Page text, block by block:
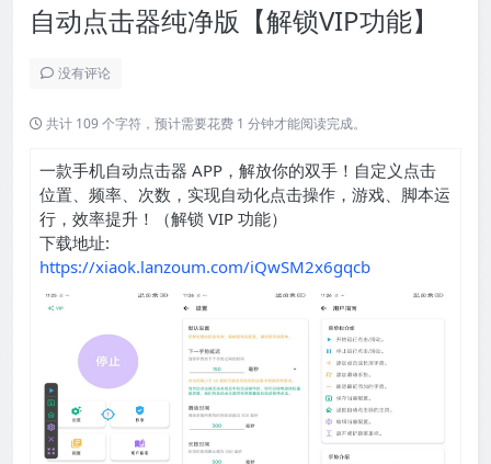
自动点击器纯净版【解锁VIP功能】
没有评论
共计 109 个字符，预计需要花费 1 分钟才能阅读完成。
一款手机自动点击器 APP，解放你的双手！自定义点击
位置、频率、次数，实现自动化点击操作，游戏、脚本运
行，效率提升！（解锁 VIP 功能）
下载地址:
https://xiaok.lanzoum.com/iQwSM2x6gqcb